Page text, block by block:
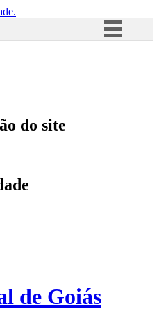
Acesso à informação
do site
de Goiás